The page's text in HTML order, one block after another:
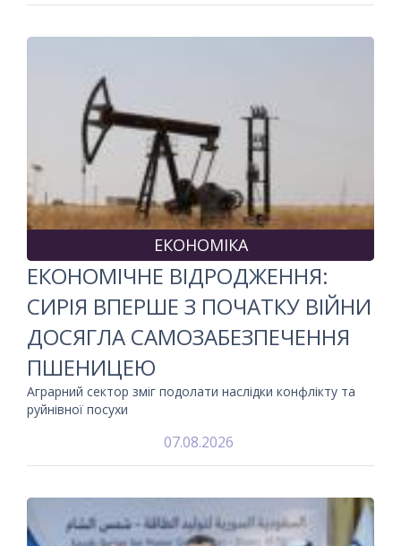
ЕКОНОМІКА
ЕКОНОМІЧНЕ ВІДРОДЖЕННЯ:
СИРІЯ ВПЕРШЕ З ПОЧАТКУ ВІЙНИ
ДОСЯГЛА САМОЗАБЕЗПЕЧЕННЯ
ПШЕНИЦЕЮ
Аграрний сектор зміг подолати наслідки конфлікту та
руйнівної посухи
07.08.2026